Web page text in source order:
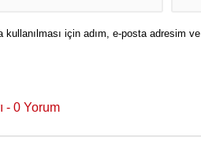
kullanılması için adım, e-posta adresim
- 0 Yorum